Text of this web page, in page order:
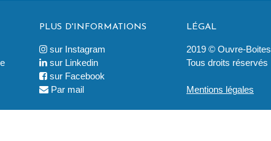
PLUS D'INFORMATIONS
 sur Instagram
 sur Linkedin
 sur Facebook
 Par mail
LÉGAL
2019 © Ouvre-Boites
Tous droits réservés
Mentions légales